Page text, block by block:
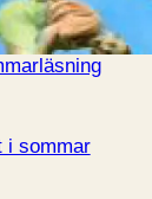
i sommar